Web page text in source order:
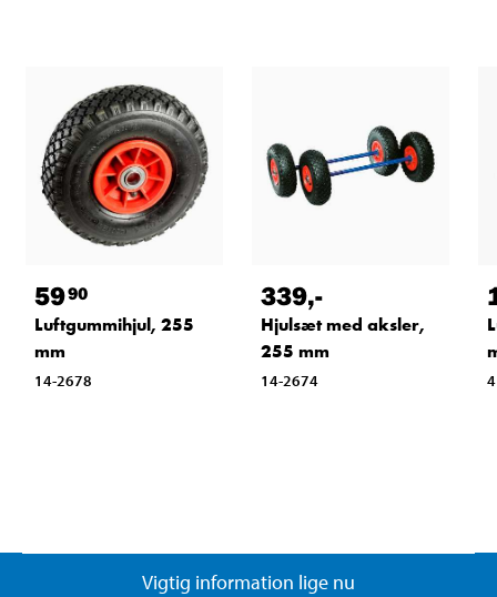
5990
Luftgummihjul, 255
mm
14-2678
339,-
Hjulsæt med aksler,
255 mm
14-2674
Vigtig information lige nu